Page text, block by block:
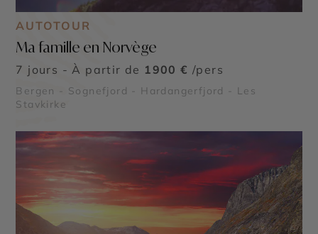
AUTOTOUR
Ma famille en Norvège
7 jours - À partir de 1900 € /pers
Bergen - Sognefjord - Hardangerfjord - Les
Stavkirke